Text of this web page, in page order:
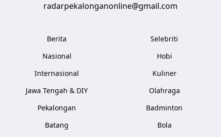
radarpekalonganonline@gmail.com
Berita
Nasional
Internasional
Jawa Tengah & DIY
Pekalongan
Batang
Selebriti
Hobi
Kuliner
Olahraga
Badminton
Bola